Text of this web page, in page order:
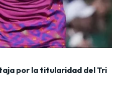
por la titularidad del Tri